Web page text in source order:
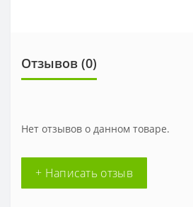
Отзывов (0)
Нет отзывов о данном товаре.
+ Написать отзыв